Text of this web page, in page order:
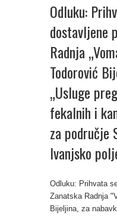
Odluku:
dostavljene
Radnja
Todorović
„Usluge
fekalnih i
za područje
Ivanjsko
Odluku: Prihvata
Zanatska Radnja
Bijeljina, za